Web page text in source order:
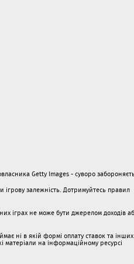
Getty Images - суворо
ігрову залежність. Дотримуйтесь правил
іграх не може бути джерелом доходів
ні в якій формі оплату ставок та інших
матеріали на інформаційному ресурсі